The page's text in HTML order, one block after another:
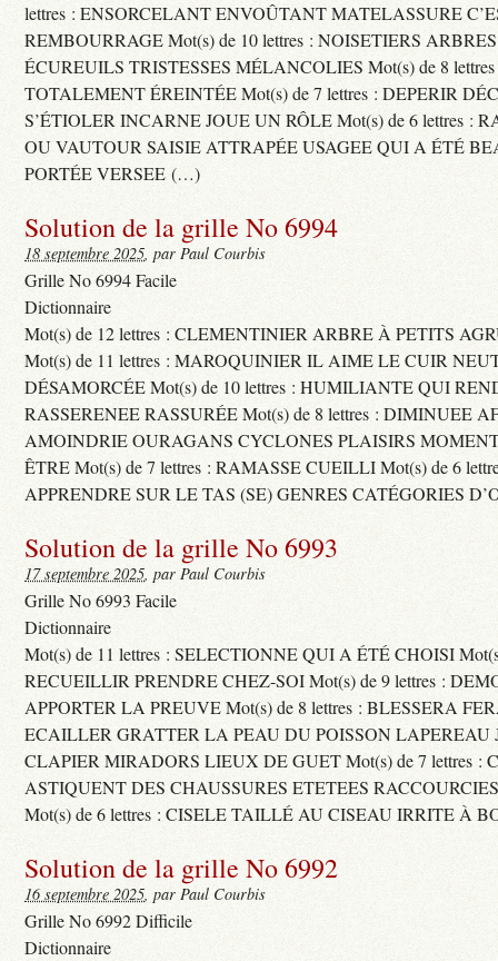
lettres : ENSORCELANT ENVOÛTANT MATELASSURE
REMBOURRAGE Mot(s) de 10 lettres : NOISETIERS
ÉCUREUILS TRISTESSES MÉLANCOLIES Mot(s) de 8
TOTALEMENT ÉREINTÉE Mot(s) de 7 lettres : DEPERIR
S’ÉTIOLER INCARNE JOUE UN RÔLE Mot(s) de 6 lettres :
OU VAUTOUR SAISIE ATTRAPÉE USAGEE QUI A ÉTÉ
PORTÉE VERSEE (…)
Solution de la grille No 6994
18 septembre 2025, par Paul Courbis
Grille No 6994 Facile
Dictionnaire
Mot(s) de 12 lettres : CLEMENTINIER ARBRE À PETITS
Mot(s) de 11 lettres : MAROQUINIER IL AIME LE CUIR
DÉSAMORCÉE Mot(s) de 10 lettres : HUMILIANTE QUI
RASSERENEE RASSURÉE Mot(s) de 8 lettres : DIMINUEE
AMOINDRIE OURAGANS CYCLONES PLAISIRS
ÊTRE Mot(s) de 7 lettres : RAMASSE CUEILLI Mot(s) de 6
APPRENDRE SUR LE TAS (SE) GENRES CATÉGORIES
Solution de la grille No 6993
17 septembre 2025, par Paul Courbis
Grille No 6993 Facile
Dictionnaire
Mot(s) de 11 lettres : SELECTIONNE QUI A ÉTÉ CHOISI
RECUEILLIR PRENDRE CHEZ-SOI Mot(s) de 9 lettres :
APPORTER LA PREUVE Mot(s) de 8 lettres : BLESSERA
ECAILLER GRATTER LA PEAU DU POISSON LAPEREAU
CLAPIER MIRADORS LIEUX DE GUET Mot(s) de 7 lettres :
ASTIQUENT DES CHAUSSURES ETETEES
Mot(s) de 6 lettres : CISELE TAILLÉ AU CISEAU IRRITE À
Solution de la grille No 6992
16 septembre 2025, par Paul Courbis
Grille No 6992 Difficile
Dictionnaire